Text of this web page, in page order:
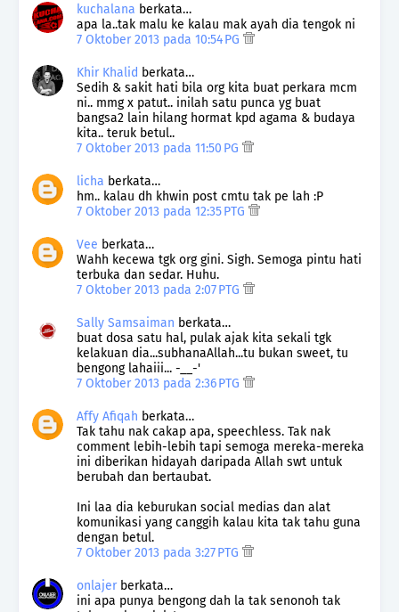
kuchalana berkata…
apa la..tak malu ke kalau mak ayah dia tengok ni
7 Oktober 2013 pada 10:54 PG
Khir Khalid berkata…
Sedih & sakit hati bila org kita buat perkara mcm
ni.. mmg x patut.. inilah satu punca yg buat
bangsa2 lain hilang hormat kpd agama & budaya
kita.. teruk betul..
7 Oktober 2013 pada 11:50 PG
licha berkata…
hm.. kalau dh khwin post cmtu tak pe lah :P
7 Oktober 2013 pada 12:35 PTG
Vee berkata…
Wahh kecewa tgk org gini. Sigh. Semoga pintu hati
terbuka dan sedar. Huhu.
7 Oktober 2013 pada 2:07 PTG
Sally Samsaiman berkata…
buat dosa satu hal, pulak ajak kita sekali tgk
kelakuan dia...subhanaAllah...tu bukan sweet, tu
bengong lahaiii... -__-'
7 Oktober 2013 pada 2:36 PTG
Affy Afiqah berkata…
Tak tahu nak cakap apa, speechless. Tak nak
comment lebih-lebih tapi semoga mereka-mereka
ini diberikan hidayah daripada Allah swt untuk
berubah dan bertaubat.
Ini laa dia keburukan social medias dan alat
komunikasi yang canggih kalau kita tak tahu guna
dengan betul.
7 Oktober 2013 pada 3:27 PTG
onlajerberkata…
ini apa punya bengong dah la tak senonoh tak